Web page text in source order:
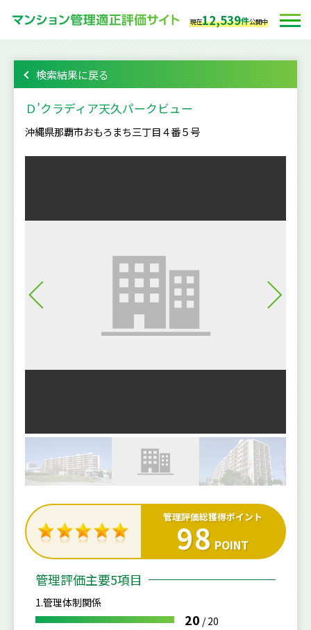
現在12,539件公開中
検索結果に戻る
Ｄ’クラディア天久パークビュー
沖縄県那覇市おもろまち三丁目４番５号
管理評価総獲得ポイント
98 POINT
管理評価主要5項目
1.管理体制関係
20 /20